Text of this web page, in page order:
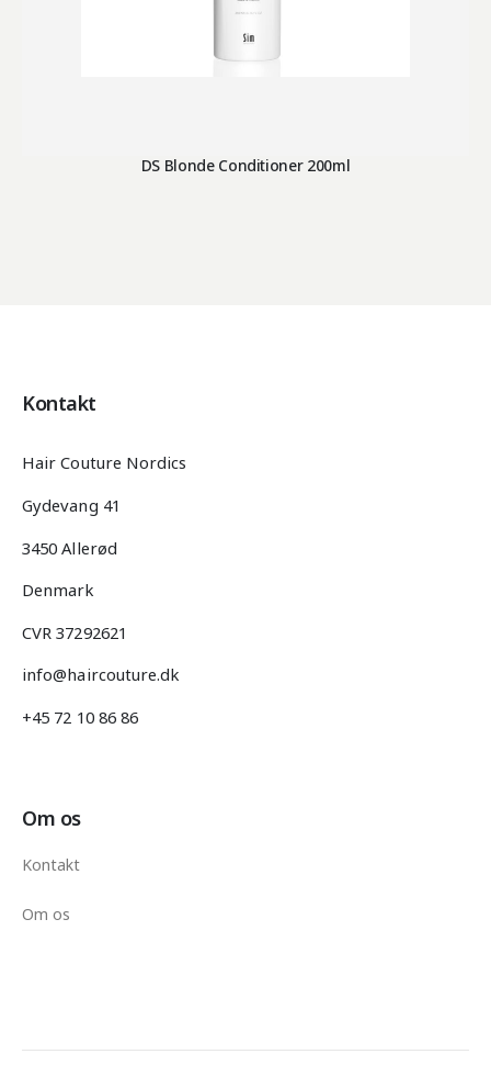
DS Blonde Conditioner 200ml
Kontakt
Hair Couture Nordics
Gydevang 41
3450 Allerød
Denmark
CVR 37292621
info@haircouture.dk
+45 72 10 86 86
Om os
Kontakt
Om os